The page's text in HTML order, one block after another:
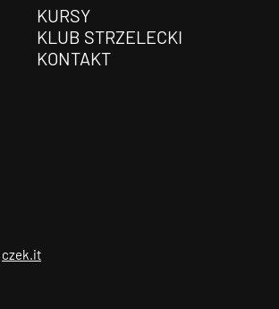
KURSY
KLUB STRZELECKI
KONTAKT
czek.it